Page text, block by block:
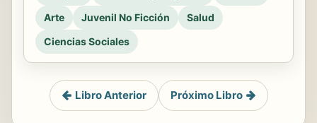
Arte
Juvenil No Ficción
Salud
Ciencias Sociales
Libro Anterior Próximo Libro